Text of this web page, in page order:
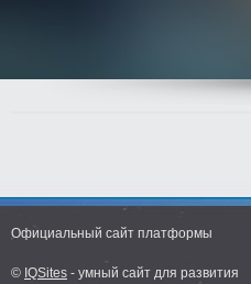
Официальный сайт платформы
© IQSites - умный сайт для развития